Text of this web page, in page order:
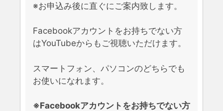
※お申込み後に直ぐにご案内致します。
Facebookアカウントをお持ちでない方
はYouTubeからもご視聴いただけます。
スマートフォン、パソコンのどちらでも
お使いになれます。
※Facebookアカウントをお持ちでない方